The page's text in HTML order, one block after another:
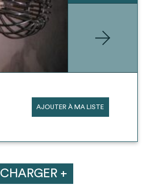
AJOUTER À MA LISTE
CHARGER +